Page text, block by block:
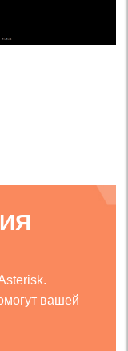
вашей